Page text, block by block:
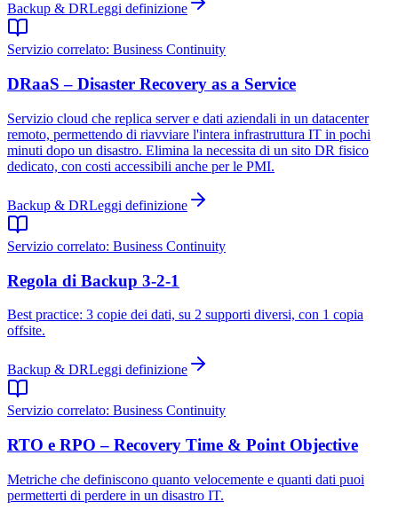
Backup & DRLeggi definizione
Servizio correlato: Business Continuity
DRaaS – Disaster Recovery as a Service
Servizio cloud che replica server e dati aziendali in un datacenter
remoto, permettendo di riavviare l'intera infrastruttura IT in pochi
minuti dopo un disastro. Elimina la necessita di un sito DR fisico
dedicato, con costi accessibili anche per le PMI.
Backup & DRLeggi definizione
Servizio correlato: Business Continuity
Regola di Backup 3-2-1
Best practice: 3 copie dei dati, su 2 supporti diversi, con 1 copia
offsite.
Backup & DRLeggi definizione
Servizio correlato: Business Continuity
RTO e RPO – Recovery Time & Point Objective
Metriche che definiscono quanto velocemente e quanti dati puoi
permetterti di perdere in un disastro IT.